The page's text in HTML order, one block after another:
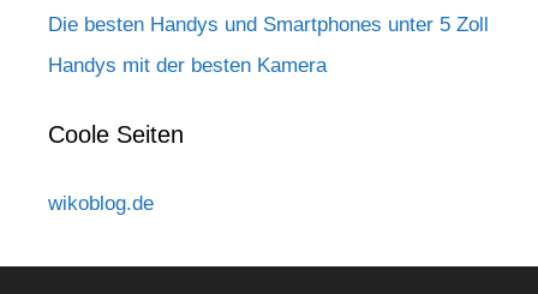
Die besten Handys und Smartphones unter 5 Zoll
Handys mit der besten Kamera
Coole Seiten
wikoblog.de